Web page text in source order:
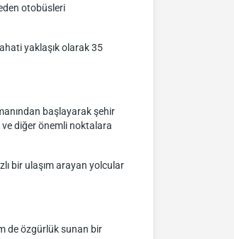
otobüsleri
yaklaşık olarak 35
başlayarak şehir
diğer önemli noktalara
bir ulaşım arayan yolcular
de özgürlük sunan bir